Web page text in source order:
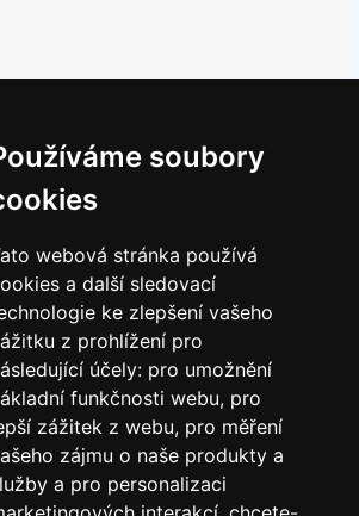
soubory
webová stránka používá
a další sledovací
ke zlepšení vašeho
z prohlížení pro
účely: pro umožnění
funkčnosti webu, pro
zážitek z webu, pro měření
zájmu o naše produkty a
a pro personalizaci
Tratamiento de Datos Personales.
Fanspromo.eu Firemni-reklama.cz
Reklamni-cukrovinky.cz
Papirove-dary.cz